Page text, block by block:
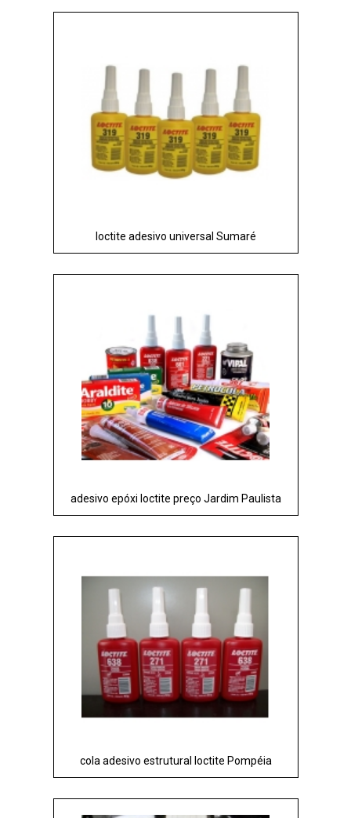
loctite adesivo universal Sumaré
adesivo epóxi loctite preço Jardim Paulista
cola adesivo estrutural loctite Pompéia